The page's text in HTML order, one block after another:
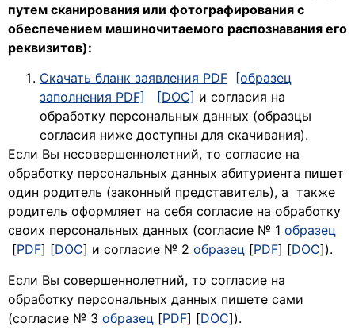
путем сканирования или фотографирования с
обеспечением машиночитаемого распознавания его
реквизитов):
Скачать бланк заявления PDF
[образец
заполнения PDF]
[DOC] и согласия на
обработку персональных данных (образцы
согласия ниже доступны для скачивания).
Если Вы несовершеннолетний, то согласие на
обработку персональных данных абитуриента пишет
один родитель (законный представитель), а также
родитель оформляет на себя согласие на обработку
своих персональных данных (согласие № 1 образец
[PDF] [DOC] и согласие № 2 образец [PDF] [DOC]).
Если Вы совершеннолетний, то согласие на
обработку персональных данных пишете сами
(согласие № 3 образец [PDF] [DOC]).